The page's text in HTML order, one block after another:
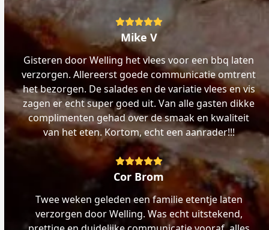
Rating:
Mike V
Gisteren door Welling het vlees voor een bbq laten
verzorgen. Allereerst goede communicatie omtrent
het bezorgen. De salades en de variatie vlees en vis
zagen er echt super goed uit. Van alle gasten dikke
complimenten gehad over de smaak en kwaliteit
van het eten. Kortom, echt een aanrader!!!
Rating:
5
Cor Brom
Twee weken geleden een familie etentje laten
verzorgen door Welling. Was echt uitstekend,